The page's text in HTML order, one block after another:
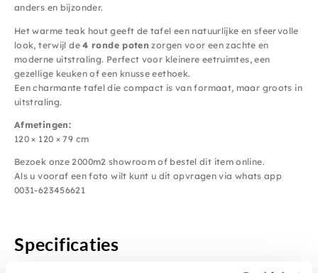
anders en bijzonder.
Het warme teak hout geeft de tafel een natuurlijke en sfeervolle
look, terwijl de4 ronde poten zorgen voor een zachte en
moderne uitstraling. Perfect voor kleinere eetruimtes, een
gezellige keuken of een knusse eethoek.
Een charmante tafel die compact is van formaat, maar groots in
uitstraling.
Afmetingen:
120 × 120 × 79 cm
Bezoek onze 2000m2 showroom of bestel dit item online.
Als u vooraf een foto wilt kunt u dit opvragen via whats app
0031-623456621
Specificaties